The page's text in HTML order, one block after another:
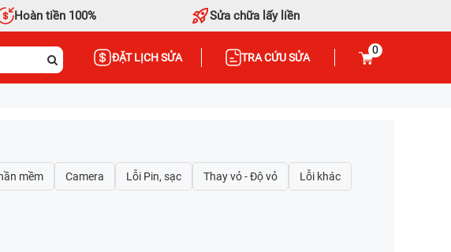
Hoàn tiền 100% Sửa chữa lấy liền
ĐẶT LỊCH SỬA TRA CỨU SỬA
0